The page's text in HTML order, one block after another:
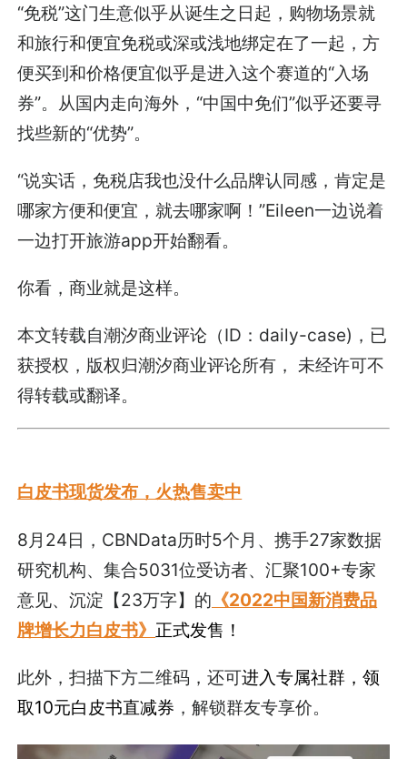
“免税”这门生意似乎从诞生之日起，购物场景就
和旅行和便宜免税或深或浅地绑定在了一起，方
便买到和价格便宜似乎是进入这个赛道的“入场
券”。从国内走向海外，“中国中免们”似乎还要寻
找些新的“优势”。
“说实话，免税店我也没什么品牌认同感，肯定是
哪家方便和便宜，就去哪家啊！”Eileen一边说着
一边打开旅游app开始翻看。
你看，商业就是这样。
本文转载自潮汐商业评论（ID：daily-case)，已
获授权，版权归潮汐商业评论所有， 未经许可不
得转载或翻译。
白皮书现货发布，火热售卖中
8月24日，CBNData历时5个月、携手27家数据
研究机构、集合5031位受访者、汇聚100+专家
意见、沉淀【23万字】的 《2022中国新消费品
牌增长力白皮书》 正式发售！
此外，扫描下方二维码，还可进入专属社群，领
取10元白皮书直减券 ，解锁群友专享价。